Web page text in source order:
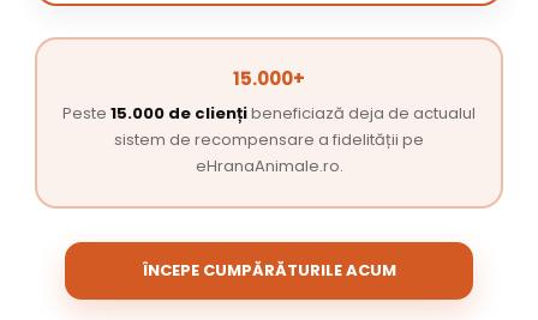
15.000+
Peste 15.000 de cliențibeneficiază deja de actualul
sistem de recompensare a fidelității pe
eHranaAnimale.ro.
ÎNCEPE CUMPĂRĂTURILE ACUM